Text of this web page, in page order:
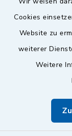
Cookies
Website zu
weiterer
Weitere